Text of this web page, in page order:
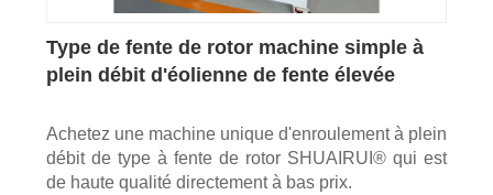
Type de fente de rotor machine simple à
plein débit d'éolienne de fente élevée
Achetez une machine unique d'enroulement à plein
débit de type à fente de rotor SHUAIRUI® qui est
de haute qualité directement à bas prix.